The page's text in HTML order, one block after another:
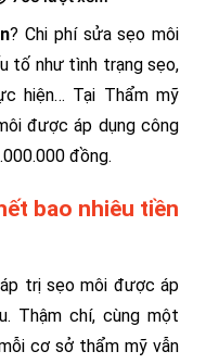
? Chi phí sửa sẹo môi
tố như tình trạng sẹo,
hiện… Tại Thẩm mỹ
được áp dụng công
đồng.
bao nhiêu tiền
trị sẹo môi được áp
Thậm chí, cùng một
cơ sở thẩm mỹ vẫn